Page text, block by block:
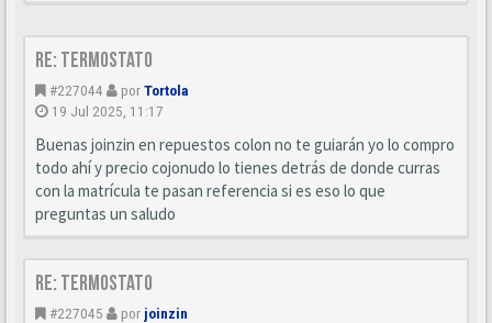
Re: Termostato
#227044 porTortola
19 Jul 2025, 11:17
Buenas joinzin en repuestos colon no te guiarán yo lo compro
todo ahí y precio cojonudo lo tienes detrás de donde curras
con la matrícula te pasan referencia si es eso lo que
preguntas un saludo
Re: Termostato
#227045 por joinzin